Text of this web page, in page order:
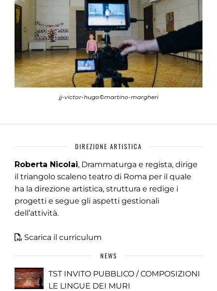
jj-victor-hugo©martino-margheri
DIREZIONE ARTISTICA
Roberta Nicolai, Drammaturga e regista, dirige
il triangolo scaleno teatro di Roma per il quale
ha la direzione artistica, struttura e redige i
progetti e segue gli aspetti gestionali
dell’attività.
Scarica il curriculum
NEWS
TST INVITO PUBBLICO / COMPOSIZIONI
LE LINGUE DEI MURI